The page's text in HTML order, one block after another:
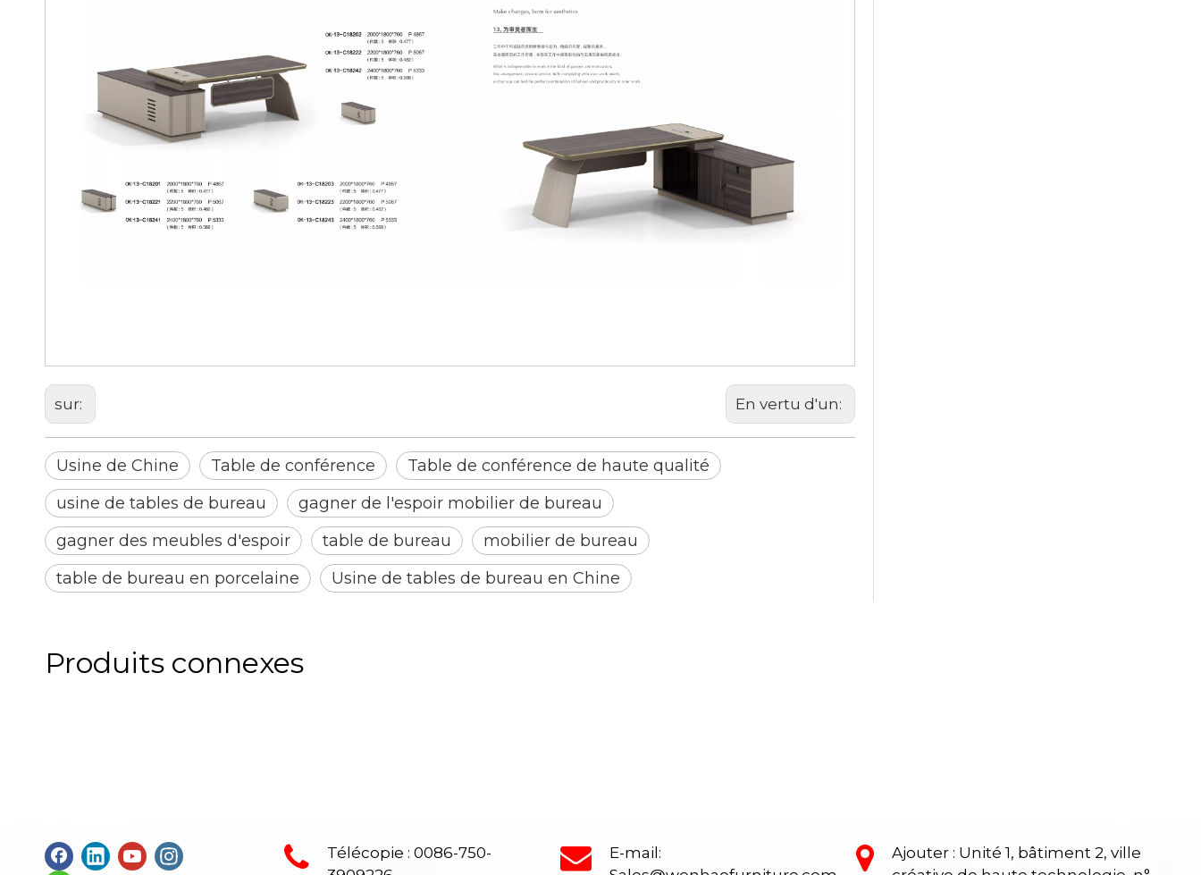
sur: En vertu d'un:
Usine de Chine Table de conférence
Table de conférence de haute qualité
usine de tables de bureau
gagner de l'espoir mobilier de bureau
gagner des meubles d'espoir
table de bureau
mobilier de bureau
table de bureau en porcelaine
Usine de tables de bureau en Chine
Produits connexes
Télécopie : 0086-750-
E-mail:
Ajouter : Unité 1, bâtiment 2, ville